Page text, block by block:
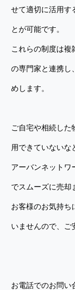
せて適切に活用す
とが可能です。
これらの制度は複
の専門家と連携し
めします。
ご自宅や相続した
用できていないな
アーバンネットワ
でスムーズに売却
お客様のお気持ち
いませんので、ご
お電話でのお問